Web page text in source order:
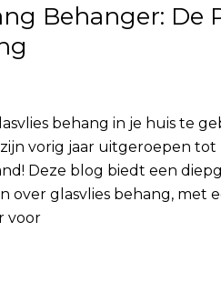
Behanger: De
behang in je huis te
vorig jaar uitgeroepen tot
Deze blog biedt een
over glasvlies behang, met
voor